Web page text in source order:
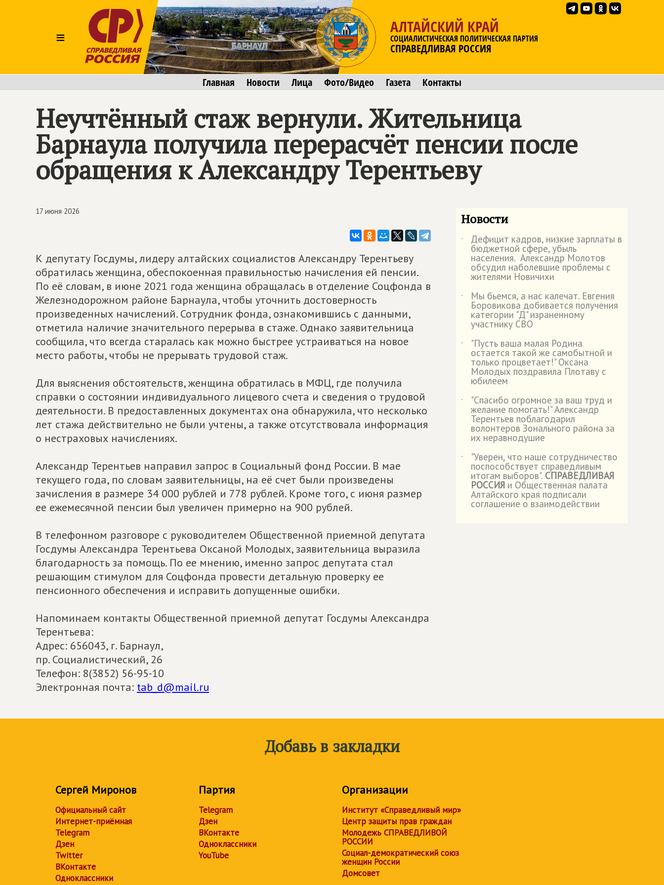
≡
АЛТАЙСКИЙ КРАЙ
СОЦИАЛИСТИЧЕСКАЯ ПОЛИТИЧЕСКАЯ ПАРТИЯ
СПРАВЕДЛИВАЯ РОССИЯ
Главная Новости Лица Фото/Видео Газета Контакты
Неучтённый стаж вернули. Жительница
Барнаула получила перерасчёт пенсии после
обращения к Александру Терентьеву
17 июня 2026
К депутату Госдумы, лидеру алтайских социалистов Александру Терентьеву
обратилась женщина, обеспокоенная правильностью начисления ей пенсии.
По её словам, в июне 2021 года женщина обращалась в отделение Соцфонда в
Железнодорожном районе Барнаула, чтобы уточнить достоверность
произведенных начислений. Сотрудник фонда, ознакомившись с данными,
отметила наличие значительного перерыва в стаже. Однако заявительница
сообщила, что всегда старалась как можно быстрее устраиваться на новое
место работы, чтобы не прерывать трудовой стаж.
Для выяснения обстоятельств, женщина обратилась в МФЦ, где получила
справки о состоянии индивидуального лицевого счета и сведения о трудовой
деятельности. В предоставленных документах она обнаружила, что несколько
лет стажа действительно не были учтены, а также отсутствовала информация
о нестраховых начислениях.
Александр Терентьев направил запрос в Социальный фонд России. В мае
текущего года, по словам заявительницы, на её счет были произведены
зачисления в размере 34 000 рублей и 778 рублей. Кроме того, с июня размер
ее ежемесячной пенсии был увеличен примерно на 900 рублей.
В телефонном разговоре с руководителем Общественной приемной депутата
Госдумы Александра Терентьева Оксаной Молодых, заявительница выразила
благодарность за помощь. По ее мнению, именно запрос депутата стал
решающим стимулом для Соцфонда провести детальную проверку ее
пенсионного обеспечения и исправить допущенные ошибки.
Напоминаем контакты Общественной приемной депутат Госдумы Александра
Терентьева:
Адрес: 656043, г. Барнаул,
пр. Социалистический, 26
Телефон: 8(3852) 56-95-10
Электронная почта: tab_d@mail.ru
Новости
˙ Дефицит кадров, низкие зарплаты в
бюджетной сфере, убыль
населения. Александр Молотов
обсудил наболевшие проблемы с
жителями Новичихи
˙
Мы бьемся, а нас калечат. Евгения
Боровикова добивается получения
категории "Д" израненному
участнику СВО
˙
"Пусть ваша малая Родина
остается такой же самобытной и
только процветает!" Оксана
Молодых поздравила Плотаву с
юбилеем
˙
"Спасибо огромное за ваш труд и
желание помогать!" Александр
Терентьев поблагодарил
волонтеров Зонального района за
их неравнодушие
˙
"Уверен, что наше сотрудничество
поспособствует справедливым
итогам выборов". СПРАВЕДЛИВАЯ
РОССИЯ и Общественная палата
Алтайского края подписали
соглашение о взаимодействии
Добавь в закладки
Сергей Миронов
Официальный сайт
Интернет-приёмная
Telegram
Дзен
Twitter
ВКонтакте
Одноклассники
Партия
Telegram
Дзен
ВКонтакте
Одноклассники
YouTube
Организации
Институт «Справедливый мир»
Центр защиты прав граждан
Молодежь СПРАВЕДЛИВОЙ
РОССИИ
Социал-демократический союз
женщин России
Домсовет